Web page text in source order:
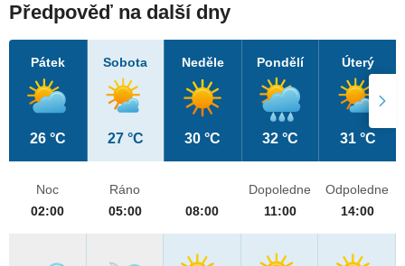
Předpověď na další dny
Pátek
26 °C
Sobota
27 °C
Neděle
30 °C
Pondělí
32 °C
Úterý
31 °C
Noc
02:00
Ráno
05:00
08:00
Dopoledne
11:00
Odpoledne
14:00